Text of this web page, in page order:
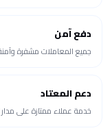
دفع آمن
جميع المعاملات مشفرة
دعم المعتاد
خدمة عملاء ممتازة على